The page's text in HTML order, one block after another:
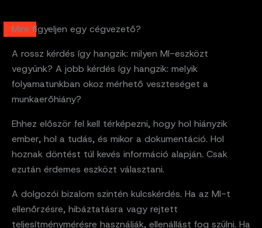
Mire figyeljen egy cégvezető?
A rossz kérdés így hangzik: milyen MI-eszközt
vegyünk? A jobb kérdés így hangzik: melyik
folyamatunkban okoz mérhető veszteséget a
munkaerőhiány?
Ehhez először fel kell térképezni, hogy hol hiányzik
ember, hol a tudás, és mikor a dokumentáció. Hol
hoznak döntést túl kevés információ alapján. Csak
ezután érdemes eszközt választani.
A dolgozói bizalom szintén kulcskérdés. Ha az MI-t
ellenőrzésre, hibáztatásra vagy rejtett
teljesítménymérésre használják, ellenállást fog szülni. Ha